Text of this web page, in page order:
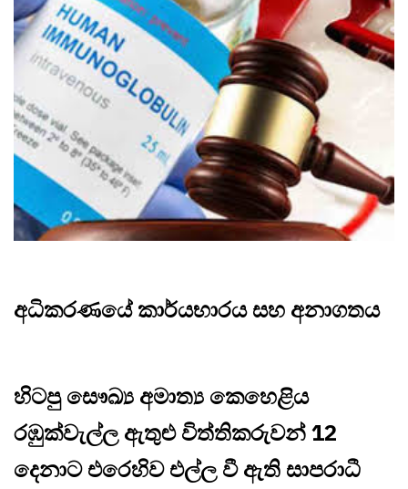
අධිකරණයේ කාර්යභාරය සහ අනාගතය
හිටපු සෞඛ්‍ය අමාත්‍ය කෙහෙළිය
රඹුක්වැල්ල ඇතුළු විත්තිකරුවන් 12
දෙනාට එරෙහිව එල්ල වී ඇති සාපරාධී